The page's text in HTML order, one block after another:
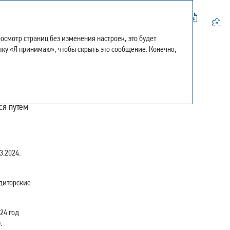
Мой отчёт
путем
год
страниц без изменения настроек, это будет
«Я принимаю», чтобы скрыть это сообщение. Конечно,